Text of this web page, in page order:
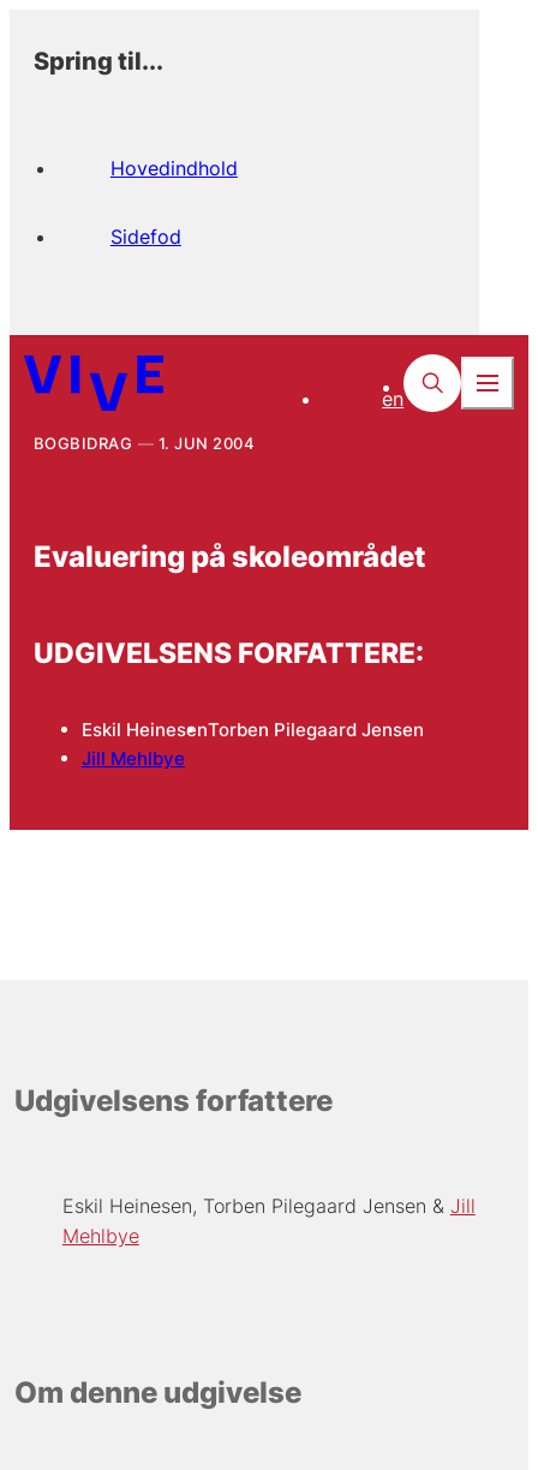
Spring til...
Hovedindhold
Sidefod
en
BOGBIDRAG 1. JUN 2004
Evaluering på skoleområdet
UDGIVELSENS FORFATTERE:
Eskil HeinesenTorben Pilegaard Jensen
Jill Mehlbye
Udgivelsens forfattere
Eskil Heinesen Torben Pilegaard Jensen
Jill
Mehlbye
Om denne udgivelse